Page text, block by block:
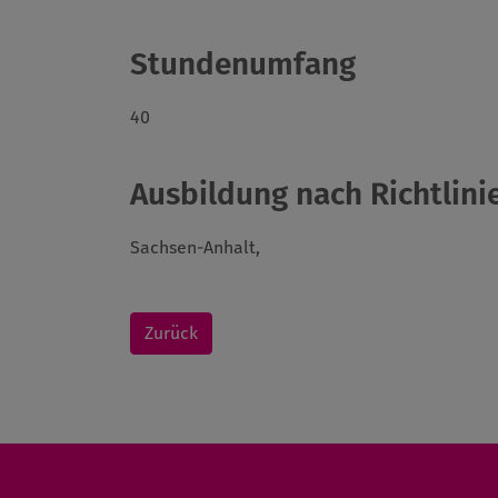
Stundenumfang
40
Ausbildung nach
Sachsen-Anhalt,
Zurück